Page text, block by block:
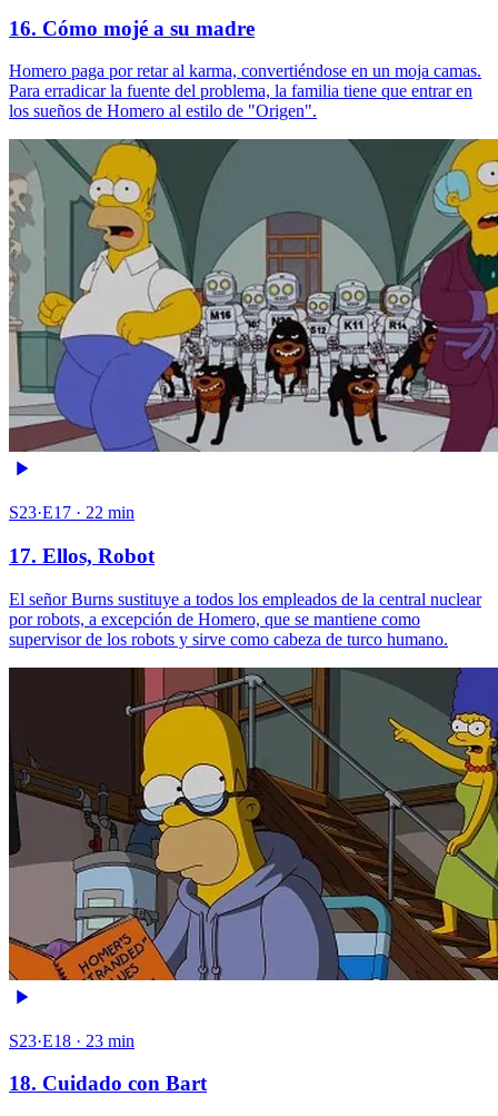
16. Cómo mojé a su madre
Homero paga por retar al karma, convertiéndose en un moja camas.
Para erradicar la fuente del problema, la familia tiene que entrar en
los sueños de Homero al estilo de "Origen".
S23·E17 · 22 min
17. Ellos, Robot
El señor Burns sustituye a todos los empleados de la central nuclear
por robots, a excepción de Homero, que se mantiene como
supervisor de los robots y sirve como cabeza de turco humano.
S23·E18 · 23 min
18. Cuidado con Bart